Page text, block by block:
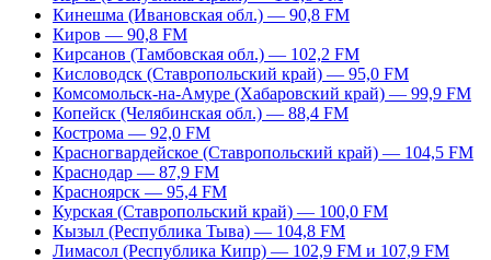
Кинешма (Ивановская обл.) — 90,8 FM
Киров — 90,8 FM
Кирсанов (Тамбовская обл.) — 102,2 FM
Кисловодск (Ставропольский край) — 95,0 FM
Комсомольск-на-Амуре (Хабаровский край) — 99,9 FM
Копейск (Челябинская обл.) — 88,4 FM
Кострома — 92,0 FM
Красногвардейское (Ставропольский край) — 104,5 FM
Краснодар — 87,9 FM
Красноярск — 95,4 FM
Курская (Ставропольский край) — 100,0 FM
Кызыл (Республика Тыва) — 104,8 FM
Лимасол (Республика Кипр) — 102,9 FM и 107,9 FM